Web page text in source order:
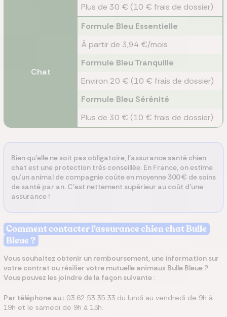
Plus de 30 € (10 € frais de dossier)
Chat
Formule Bleu Essentielle
À partir de 3,94 €/mois
Formule Bleu Tranquille
Environ 20 € (10 € frais de dossier)
Formule Bleu Sérénité
Plus de 30 € (10 € frais de dossier)
Bien qu'elle ne soit pas obligatoire, l'assurance santé chien
chat est une protection très conseillée. En France, on estime
qu'un animal de compagnie coûte en moyenne 300 € de soins
de santé par an. C'est nettement supérieur au coût d'une
assurance !
Comment contacter l'assurance chien chat Bulle
Bleue ?
Vous souhaitez obtenir un remboursement, une information sur
votre contrat ou résilier votre mutuelle animaux Bulle Bleue ?
Vous pouvez les joindre de la façon suivante :
Par téléphone au : 03 62 53 35 33 du lundi au vendredi de 9h à
19h et le samedi de 9h à 13h.